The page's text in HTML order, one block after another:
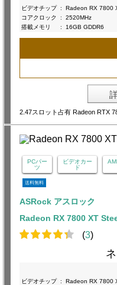
ビデオチップ :
Radeon RX 7800
コアクロック
:
2520MHz
搭載メモリ
: 16GB GDDR6
2.47スロット占有 Radeon RTX
PCパー
ツ
ビデオカー
ド
送料無料
ASRock アスロック
Radeon RX 7800 XT
(3)
ビデオチップ :
Radeon RX 7800